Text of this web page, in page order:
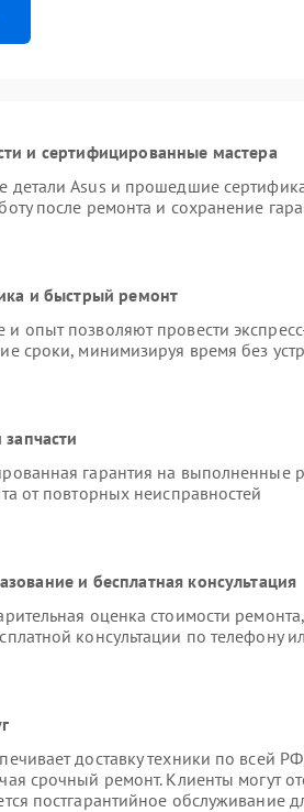
и сертифицированные мастера
детали Asus и прошедшие
после ремонта и сохранение
и быстрый ремонт
опыт позволяют провести
сроки, минимизируя время без
гарантия на выполненные
от повторных неисправностей
и бесплатная консультация
оценка стоимости
консультации по телефону
доставку техники по всей
срочный ремонт. Клиенты могут
постгарантийное обслуживание